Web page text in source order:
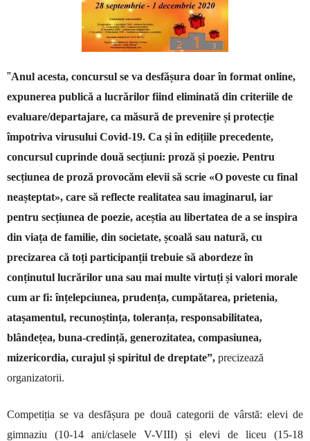
”Anul acesta, concursul se va desfășura doar în format online,
expunerea publică a lucrărilor fiind eliminată din criteriile de
evaluare/departajare, ca măsură de prevenire și protecție
împotriva virusului Covid-19. Ca și în edițiile precedente,
concursul cuprinde două secțiuni: proză și poezie. Pentru
secțiunea de proză provocăm elevii să scrie «O poveste cu final
neașteptat», care să reflecte realitatea sau imaginarul, iar
pentru secțiunea de poezie, aceștia au libertatea de a se inspira
din viața de familie, din societate, școală sau natură, cu
precizarea că toți participanții trebuie să abordeze în
conținutul lucrărilor una sau mai multe virtuți și valori morale
cum ar fi: înțelepciunea, prudența, cumpătarea, prietenia,
atașamentul, recunoștința, toleranța, responsabilitatea,
blândețea, buna-credință, generozitatea, compasiunea,
mizericordia, curajul și spiritul de dreptate”, precizează
organizatorii.
Competiția se va desfășura pe două categorii de vârstă: elevi de
gimnaziu (10-14 ani/clasele V-VIII) și elevi de liceu (15-18